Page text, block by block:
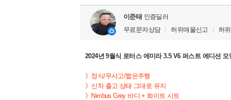
이준태 인증딜러
무료문자상담
허위매물신고 허
2024년 9월식 로터스 에미라 3.5 V6 퍼스트 에디션
》정식/무사고/짧은주행
》신차 출고 상태 그대로 유지
》Nimbus Grey 바디 + 화이트 시트